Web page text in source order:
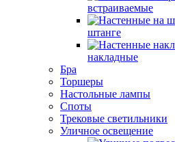
встраиваемые
штанге
накладные
Бра
Торшеры
Настольные лампы
Споты
Трековые светильники
Уличное освещение